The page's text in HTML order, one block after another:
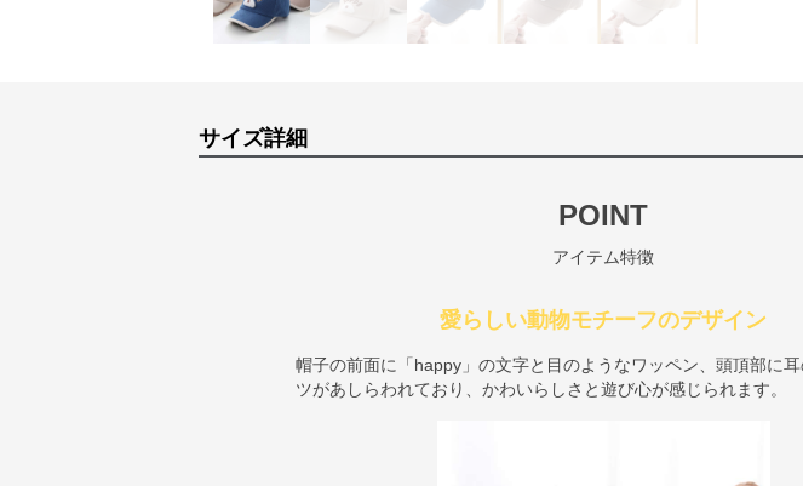
サイズ詳細
POINT
アイテム特徴
愛らしい動物モチーフのデザイン
帽子の前面に「happy」の文字と目のようなワッペン、頭頂部に
ツがあしらわれており、かわいらしさと遊び心が感じられます。